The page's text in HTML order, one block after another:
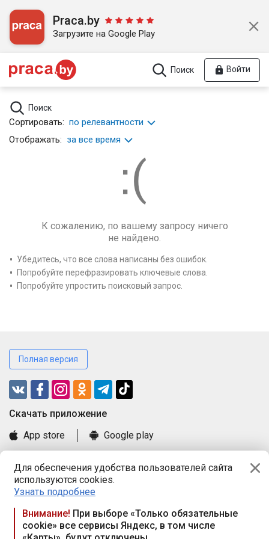
Для обеспечения удобства пользователей сайта
используются cookies.
Узнать подробнее
Внимание! При выборе «Только обязательные
cookie» все сервисы Яндекс, в том числе
Praca.by
Загрузите на Google Play
Поиск Войти
Поиск
Сортировать: по релевантности
Отображать: за все время
К сожалению, по вашему запросу ничего
не найдено.
Убедитесь, что все слова написаны без ошибок.
Попробуйте перефразировать ключевые слова.
Попробуйте упростить поисковый запрос.
Полная версия
Cкачать приложение
App store
Google play
Книга замечаний и предложений
Правила и документы
Praca.by © 2000—2026, ООО «ПРАЦА БАЙ»
Республика Беларусь, 220114, г. Минск, пр-т Независимости
117а, пом. № 9.